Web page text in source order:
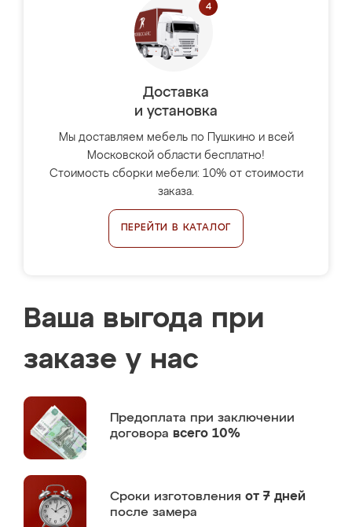
Доставка
и установка
Мы доставляем мебель по Пушкино и всей
Московской области бесплатно!
Стоимость сборки мебели: 10% от стоимости
заказа.
ПЕРЕЙТИ В КАТАЛОГ
Ваша выгода при
заказе у нас
Предоплата при заключении
договора всего 10%
Сроки изготовления от 7 дней
после замера